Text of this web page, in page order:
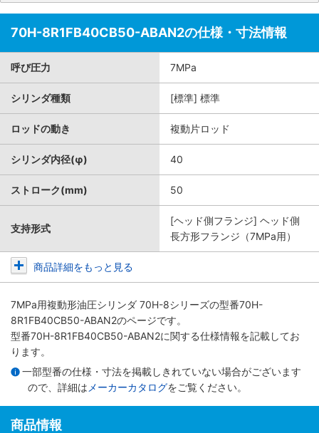
70H-8R1FB40CB50-ABAN2の仕様・寸法情報
呼び圧力 7MPa
シリンダ種類 [標準] 標準
ロッドの動き 複動片ロッド
シリンダ内径(φ) 40
ストローク(mm) 50
支持形式
[ヘッド側フランジ] ヘッド側
長方形フランジ（7MPa用）
商品詳細をもっと見る
7MPa用複動形油圧シリンダ 70H-8シリーズの型番70H-
8R1FB40CB50-ABAN2のページです。
型番70H-8R1FB40CB50-ABAN2に関する仕様情報を記載してお
ります。
一部型番の仕様・寸法を掲載しきれていない場合がございます
ので、詳細は メーカーカタログをご覧ください。
商品情報